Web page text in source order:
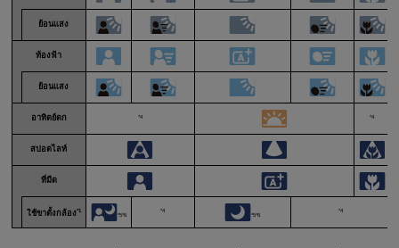
ย้อนแสง
ท้องฟ้า
ย้อนแสง
อาทิตย์ตก *4 *4
สปอตไลท์
ที่มืด
ใช้ขาตั้งกล้อง*1
*5*6
*4
*5*6
*4